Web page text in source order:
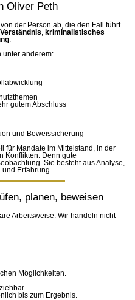
Oliver Peth
der Person ab, die den Fall führt.
kriminalistisches
unter anderem:
gutem Abschluss
und Beweissicherung
für Mandate im Mittelstand, in der
Konflikten. Denn gute
Sie besteht aus Analyse,
Erfahrung.
planen, beweisen
Arbeitsweise. Wir handeln nicht
Möglichkeiten.
bis zum Ergebnis.